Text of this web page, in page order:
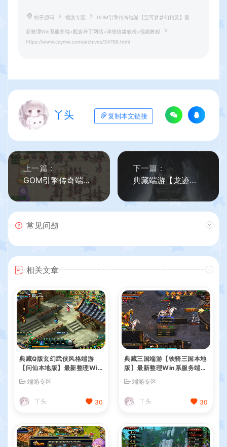
桔子源码 端游专区 GOM引擎传奇端游【宝可梦梦幻精灵】最
新整理Win系服务端+配套补丁网站+详细搭建教程+视频教程
https://www.czymw.com/archives/34766.html
丫头 复制本文链接
上一篇：
GOM引擎传奇端游【东荒大陆】最新整理Win系服务端+配套补丁网站+详细搭建教程+视频教程
下一篇：
典藏端游【龙迹大陆之时空之泪】最新整理Win一键服务端+网页注册+网页后台+PC客户端+详细搭建教程
常见问题
相关文章
典藏Q版玄幻武侠风格端游
【问仙本地版】最新整理Win
令+详细搭建教程
端游专区
丫头 30
典藏三国端游【铁骑三国本地
版】最新整理Win系服务端+
M命令教程
端游专区
丫头 30